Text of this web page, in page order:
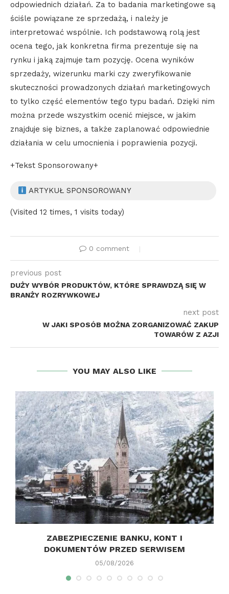
odpowiednich działań. Za to badania marketingowe są
ściśle powiązane ze sprzedażą, i należy je
interpretować wspólnie. Ich podstawową rolą jest
ocena tego, jak konkretna firma prezentuje się na
rynku i jaką zajmuje tam pozycję. Ocena wyników
sprzedaży, wizerunku marki czy zweryfikowanie
skuteczności prowadzonych działań marketingowych
to tylko część elementów tego typu badań. Dzięki nim
można przede wszystkim ocenić miejsce, w jakim
znajduje się biznes, a także zaplanować odpowiednie
działania w celu umocnienia i poprawienia pozycji.
+Tekst Sponsorowany+
ARTYKUŁ SPONSOROWANY
(Visited 12 times, 1 visits today)
0 comment
previous post
DUŻY WYBÓR PRODUKTÓW, KTÓRE SPRAWDZĄ SIĘ W
BRANŻY ROZRYWKOWEJ
next post
W JAKI SPOSÓB MOŻNA ZORGANIZOWAĆ ZAKUP
TOWARÓW Z AZJI
YOU MAY ALSO LIKE
ZABEZPIECZENIE BANKU, KONT I
DOKUMENTÓW PRZED SERWISEM
05/08/2026